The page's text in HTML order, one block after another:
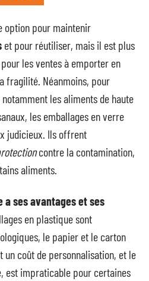
option pour maintenir
et pour réutiliser, mais il est plus
les ventes à emporter en
fragilité. Néanmoins, pour
les aliments de haute
les emballages en verre
judicieux. Ils offrent
contre la contamination,
aliments.
a ses avantages et ses
en plastique sont
le papier et le carton
un coût de personnalisation, et le
est impraticable pour certaines